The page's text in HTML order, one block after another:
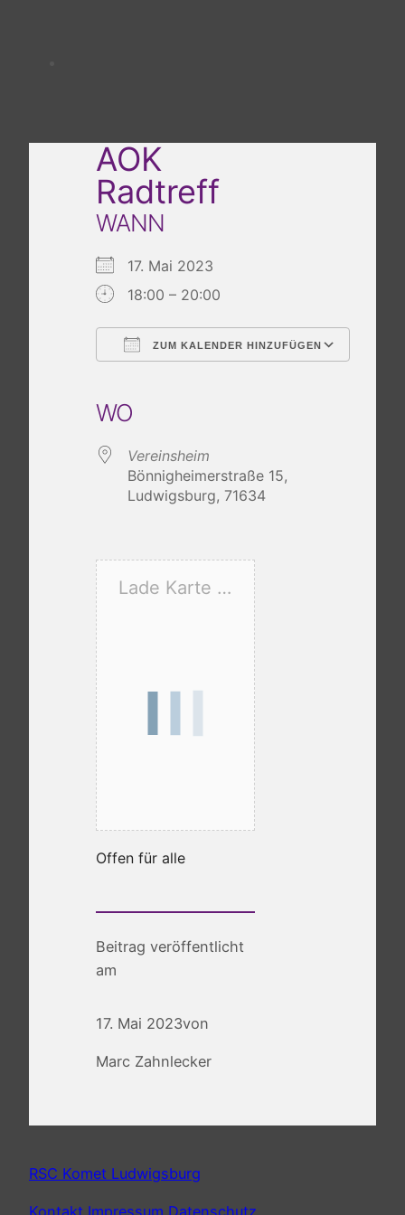
AOK
Radtreff
WANN
17. Mai 2023
18:00 – 20:00
ZUM KALENDER HINZUFÜGEN
WO
Vereinsheim
Bönnigheimerstraße 15,
Ludwigsburg, 71634
Lade Karte …
Offen für alle
Beitrag veröffentlicht
am
17. Mai 2023von
Marc Zahnlecker
RSC Komet Ludwigsburg